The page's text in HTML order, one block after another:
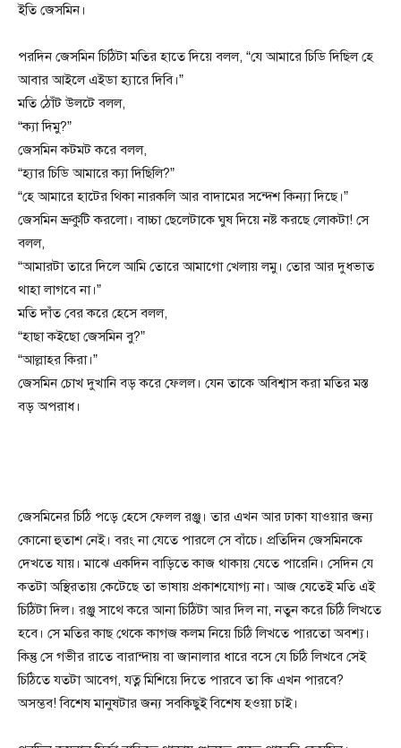
ইতি জেসমিন।
পরদিন জেসমিন চিঠিটা মতির হাতে দিয়ে বলল, “যে আমারে চিডি দিছিল হে
আবার আইলে এইডা হ্যারে দিবি।”
মতি ঠোঁট উলটে বলল,
“ক্যা দিমু?”
জেসমিন কটমট করে বলল,
“হ্যার চিডি আমারে ক্যা দিছিলি?”
“হে আমারে হাটের থিকা নারকলি আর বাদামের সন্দেশ কিন্যা দিছে।”
জেসমিন ভ্রুকুটি করলো। বাচ্চা ছেলেটাকে ঘুষ দিয়ে নষ্ট করছে লোকটা! সে
বলল,
“আমারটা তারে দিলে আমি তোরে আমাগো খেলায় লমু। তোর আর দুধভাত
থাহা লাগবে না।”
মতি দাঁত বের করে হেসে বলল,
“হাছা কইছো জেসমিন বু?”
“আল্লাহর কিরা।”
জেসমিন চোখ দুখানি বড় করে ফেলল। যেন তাকে অবিশ্বাস করা মতির মস্ত
বড় অপরাধ।
জেসমিনের চিঠি পড়ে হেসে ফেলল রঞ্জু। তার এখন আর ঢাকা যাওয়ার জন্য
কোনো হুতাশ নেই। বরং না যেতে পারলে সে বাঁচে। প্রতিদিন জেসমিনকে
দেখতে যায়। মাঝে একদিন বাড়িতে কাজ থাকায় যেতে পারেনি। সেদিন যে
কতটা অস্থিরতায় কেটেছে তা ভাষায় প্রকাশযোগ্য না। আজ যেতেই মতি এই
চিঠিটা দিল। রঞ্জু সাথে করে আনা চিঠিটা আর দিল না, নতুন করে চিঠি লিখতে
হবে। সে মতির কাছ থেকে কাগজ কলম নিয়ে চিঠি লিখতে পারতো অবশ্য।
কিন্তু সে গভীর রাতে বারান্দায় বা জানালার ধারে বসে যে চিঠি লিখবে সেই
চিঠিতে যতটা আবেগ, যত্ন মিশিয়ে দিতে পারবে তা কি এখন পারবে?
অসম্ভব! বিশেষ মানুষটার জন্য সবকিছুই বিশেষ হওয়া চাই।